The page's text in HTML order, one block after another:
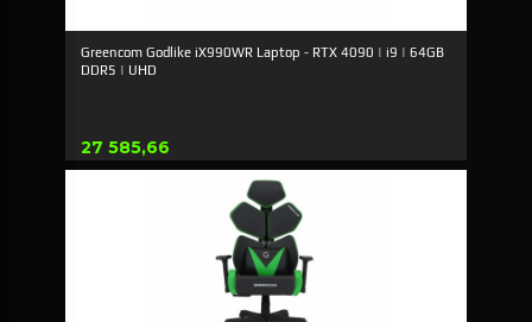
Greencom Godlike iX990WR Laptop - RTX 4090 | i9 | 64GB
DDR5 | UHD
Pris
27 585,66